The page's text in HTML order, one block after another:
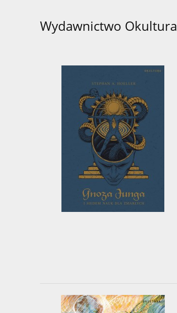
Wydawnictwo Okultura